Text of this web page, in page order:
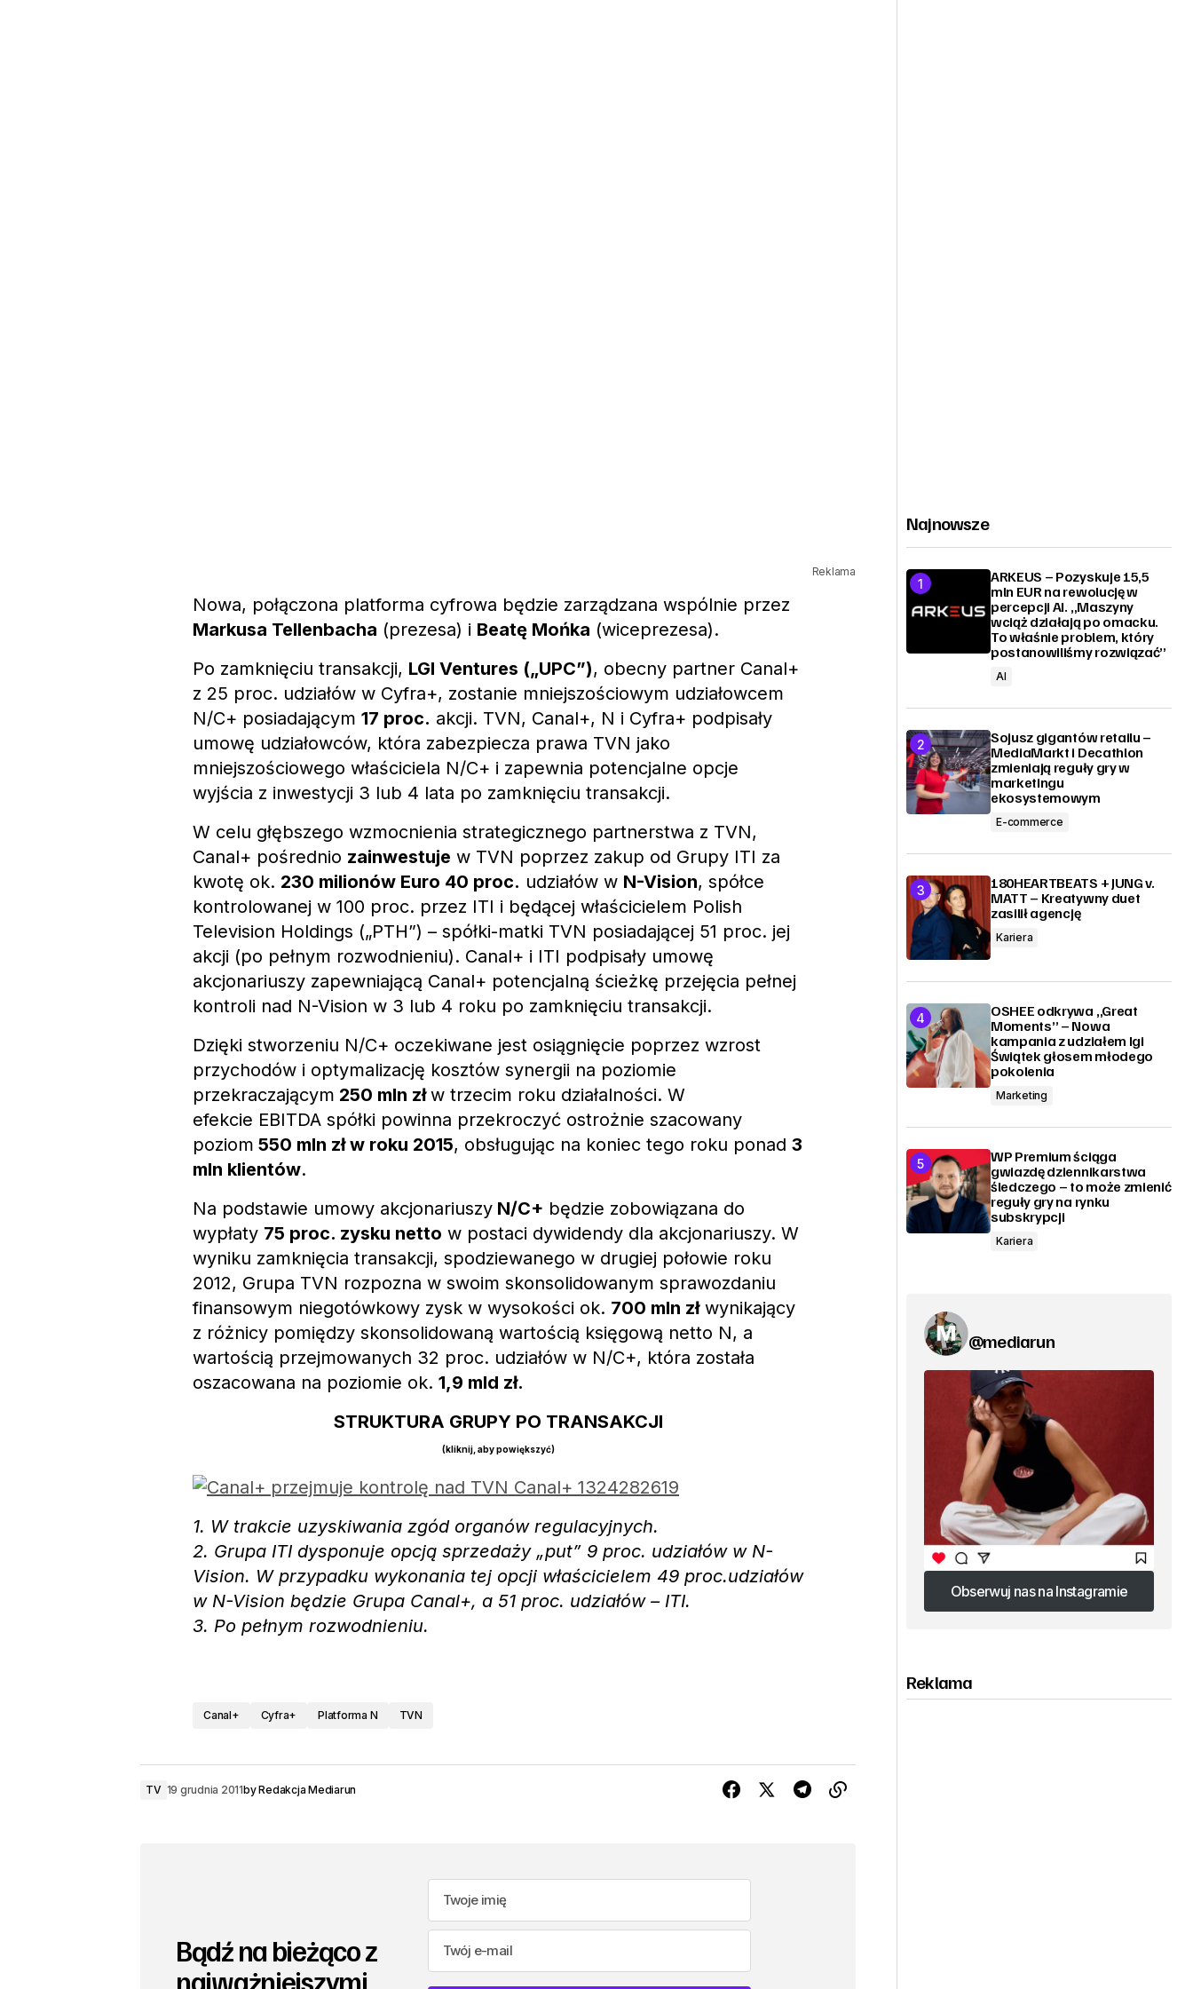
Reklama
Nowa, połączona platforma cyfrowa będzie zarządzana wspólnie przez
Markusa Tellenbacha (prezesa) i Beatę Mońka (wiceprezesa).
Po zamknięciu transakcji, LGI Ventures („UPC”), obecny partner Canal+
z 25 proc. udziałów w Cyfra+, zostanie mniejszościowym udziałowcem
N/C+ posiadającym 17 proc. akcji. TVN, Canal+, N i Cyfra+ podpisały
umowę udziałowców, która zabezpiecza prawa TVN jako
mniejszościowego właściciela N/C+ i zapewnia potencjalne opcje
wyjścia z inwestycji 3 lub 4 lata po zamknięciu transakcji.
W celu głębszego wzmocnienia strategicznego partnerstwa z TVN,
Canal+ pośrednio zainwestuje w TVN poprzez zakup od Grupy ITI za
kwotę ok. 230 milionów Euro 40 proc. udziałów w N-Vision, spółce
kontrolowanej w 100 proc. przez ITI i będącej właścicielem Polish
Television Holdings („PTH”) – spółki-matki TVN posiadającej 51 proc. jej
akcji (po pełnym rozwodnieniu). Canal+ i ITI podpisały umowę
akcjonariuszy zapewniającą Canal+ potencjalną ścieżkę przejęcia pełnej
kontroli nad N-Vision w 3 lub 4 roku po zamknięciu transakcji.
Dzięki stworzeniu N/C+ oczekiwane jest osiągnięcie poprzez wzrost
przychodów i optymalizację kosztów synergii na poziomie
przekraczającym 250 mln złw trzecim roku działalności. W
efekcie EBITDA spółki powinna przekroczyć ostrożnie szacowany
poziom 550 mln zł w roku 2015, obsługując na koniec tego roku ponad 3
mln klientów.
Na podstawie umowy akcjonariuszy N/C+ będzie zobowiązana do
wypłaty 75 proc. zysku netto w postaci dywidendy dla akcjonariuszy. W
wyniku zamknięcia transakcji, spodziewanego w drugiej połowie roku
2012, Grupa TVN rozpozna w swoim skonsolidowanym sprawozdaniu
finansowym niegotówkowy zysk w wysokości ok. 700 mln złwynikający
z różnicy pomiędzy skonsolidowaną wartością księgową netto N, a
wartością przejmowanych 32 proc. udziałów w N/C+, która została
oszacowana na poziomie ok. 1,9 mld zł.
STRUKTURA GRUPY PO TRANSAKCJI
(kliknij, aby powiększyć)
1. W trakcie uzyskiwania zgód organów regulacyjnych.
2. Grupa ITI dysponuje opcją sprzedaży „put” 9 proc. udziałów w N-
Vision. W przypadku wykonania tej opcji właścicielem 49 proc.udziałów
w N-Vision będzie Grupa Canal+, a 51 proc. udziałów – ITI.
3. Po pełnym rozwodnieniu.
Canal+ Cyfra+ Platforma N TVN
TV 19 grudnia 2011byRedakcja Mediarun
Bądź na bieżąco z
najważniejszymi
Najnowsze
ARKEUS – Pozyskuje 15,5
mln EUR na rewolucję w
percepcji AI. „Maszyny
wciąż działają po omacku.
To właśnie problem, który
postanowiliśmy rozwiązać”
AI
Sojusz gigantów retailu –
MediaMarkt i Decathlon
zmieniają reguły gry w
marketingu
ekosystemowym
E-commerce
180HEARTBEATS + JUNG v.
MATT – Kreatywny duet
zasilił agencję
Kariera
OSHEE odkrywa „Great
Moments” – Nowa
kampania z udziałem Igi
Świątek głosem młodego
pokolenia
Marketing
WP Premium ściąga
gwiazdę dziennikarstwa
śledczego – to może zmienić
reguły gry na rynku
subskrypcji
Kariera
@mediarun
Obserwuj nas na Instagramie
Obserwuj nas na Instagramie
Reklama